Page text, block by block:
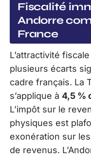
Fiscalité
Andorre
France
L’attractivité
plusieurs écarts
cadre français. La
s’applique à 4,5 %
L’impôt sur le
physiques est
exonération sur
de revenus.